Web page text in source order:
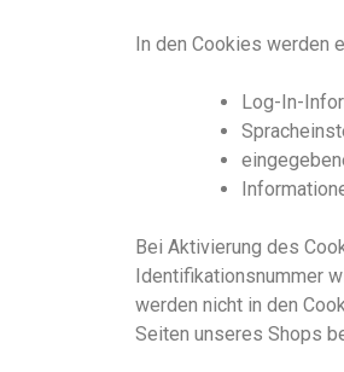
In den Cookies werden
Log-In-
Bei Aktivierung des
Identifikationsnummer
werden nicht in den
Seiten unseres Shops